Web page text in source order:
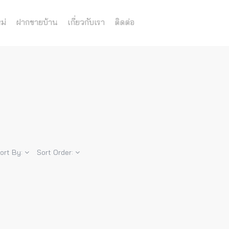
ฝากขายบ้าน เกี่ยวกับเรา ติดต่อ
By: Sort Order: